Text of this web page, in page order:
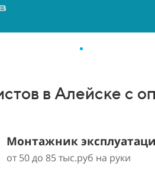
в Алейске с
Монтажник
от 50 до 85 тыс.руб на руки